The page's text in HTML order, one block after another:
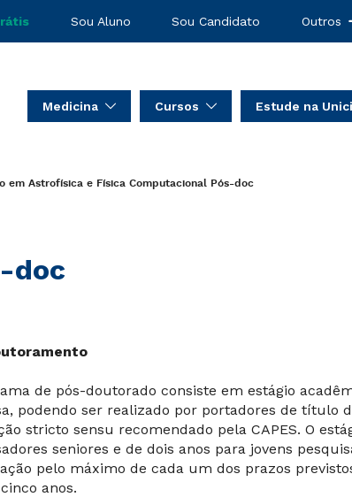
Sou Aluno Sou Candidato Outros
Medicina Cursos Estude na
em Astrofísica e Física Computacional Pós-doc
doc
de pós-doutorado consiste em estágio
podendo ser realizado por portadores de título
stricto sensu recomendado pela CAPES. O
seniores e de dois anos para jovens
pelo máximo de cada um dos prazos
anos.